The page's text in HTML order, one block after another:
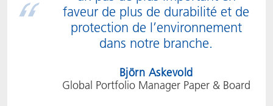
faveur de plus de durabilité et de
protection de l’environnement
dans notre branche.
Björn Askevold
Global Portfolio Manager Paper & Board